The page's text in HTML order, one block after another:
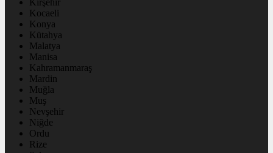
Kırşehir
Kocaeli
Konya
Kütahya
Malatya
Manisa
Kahramanmaraş
Mardin
Muğla
Muş
Nevşehir
Niğde
Ordu
Rize